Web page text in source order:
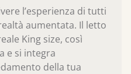
l’esperienza di tutti
aumentata. Il letto
King size, così
e si integra
della tua